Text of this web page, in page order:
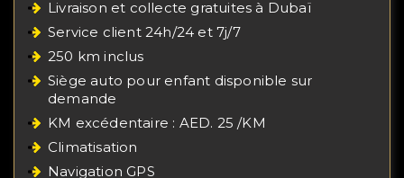
Livraison et collecte gratuites à Dubaï
Service client 24h/24 et 7j/7
250 km inclus
Siège auto pour enfant disponible sur
demande
KM excédentaire : AED. 25 /KM
Climatisation
Navigation GPS